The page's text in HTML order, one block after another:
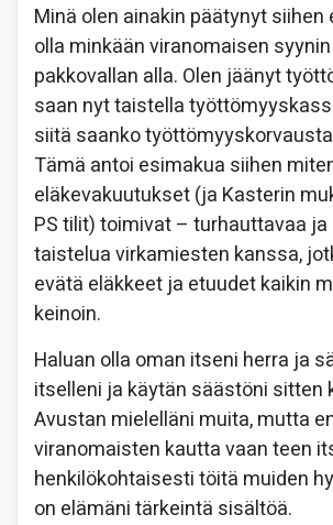
Minä olen ainakin päätynyt siihen
olla minkään viranomaisen
pakkovallan alla. Olen jäänyt
saan nyt taistella
siitä saanko
Tämä antoi esimakua siihen
eläkevakuutukset (ja Kasterin
PS tilit) toimivat – turhauttavaa ja
taistelua virkamiesten kanssa,
evätä eläkkeet ja etuudet kaikin
keinoin.
Haluan olla oman itseni herra ja
itselleni ja käytän säästöni sitten
Avustan mielelläni muita, mutta
viranomaisten kautta vaan teen
henkilökohtaisesti töitä muiden
on elämäni tärkeintä sisältöä.